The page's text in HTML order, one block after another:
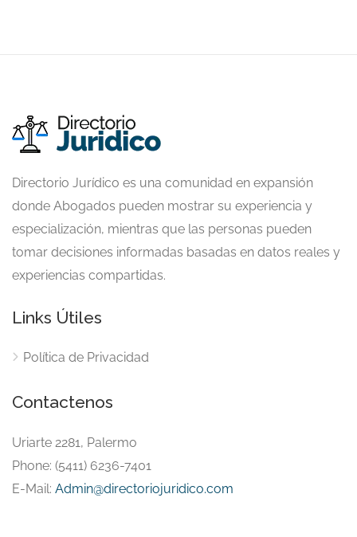
Directorio Jurídico es una comunidad en expansión
donde Abogados pueden mostrar su experiencia y
especialización, mientras que las personas pueden
tomar decisiones informadas basadas en datos reales y
experiencias compartidas.
Links Útiles
Política de Privacidad
Contactenos
Uriarte 2281, Palermo
Phone: (5411) 6236-7401
E-Mail: Admin@directoriojuridico.com